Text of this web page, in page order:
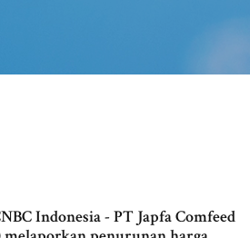
Indonesia - PT Japfa Comfeed